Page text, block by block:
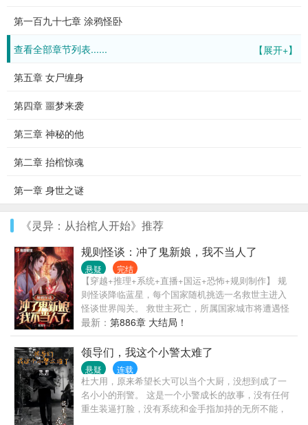
第一百九十七章 涂鸦怪卧
【展开+】
查看全部章节列表......
第五章 女尸缠身
第四章 噩梦来袭
第三章 神秘的他
第二章 抬棺惊魂
第一章 身世之谜
《灵异：从抬棺人开始》推荐
规则怪谈：冲了鬼新娘，我不当人了
悬疑 完结
【穿越+推理+系统+直播+国运+恐怖+规则制作】 规
则怪谈降临蓝星，每个国家随机挑选一名救世主进入
怪谈世界闯关。 救世主死亡，所属国家城市将遭遇怪
谈侵袭。 赵羽被选中龙国代表，开局便是历代最高难
度规则副本【鬼新娘】。 1、你是一个儒雅的读书人，
不要失去你的风度让新娘失望！ 2、请每日辰时三刻亲
自帮新娘梳头！ …… 8、新娘很喜欢你，你也很喜欢
新娘，请给新娘一个完美的婚礼！ 必死的结局？赢家
系统启动！ 理智恢复，通关秘籍，干翻全球！ 当别人
还在送死的路上受苦，赵羽已经看着床上的鬼新娘露
出笑容。 “只有规则才能对抗规则，同志们，我不当人
最新： 第886章 大结局！
领导们，我这个小警太难了
悬疑 连载
杜大用，原来希望长大可以当个大厨，没想到成了一
名小小的刑警。 这是一个小警成长的故事，没有任何
重生装逼打脸，没有系统和金手指加持的无所不能，